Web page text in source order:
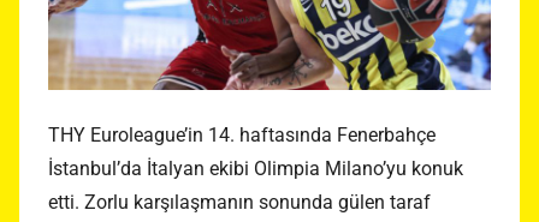
THY Euroleague’in 14. haftasında Fenerbahçe
İstanbul’da İtalyan ekibi Olimpia Milano’yu konuk
etti. Zorlu karşılaşmanın sonunda gülen taraf